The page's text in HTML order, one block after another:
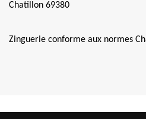
Chatillon 69380
Zinguerie conforme aux normes